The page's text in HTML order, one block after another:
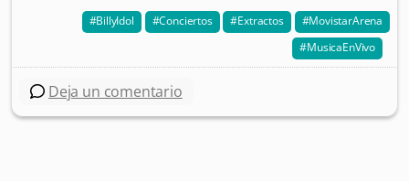
BillyIdol Conciertos Extractos
MovistarArena
MusicaEnVivo
Deja un comentario